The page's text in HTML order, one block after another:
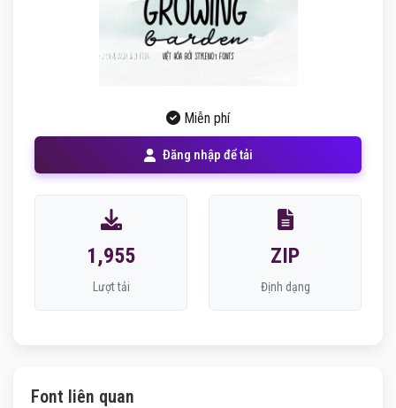
Miễn phí
Đăng nhập để tải
1,955
Lượt tải
ZIP
Định dạng
Font liên quan